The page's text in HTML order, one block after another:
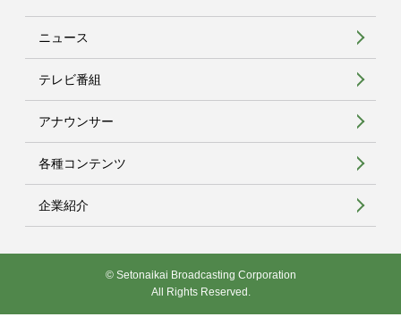
ニュース
テレビ番組
アナウンサー
各種コンテンツ
企業紹介
© Setonaikai Broadcasting Corporation
All Rights Reserved.